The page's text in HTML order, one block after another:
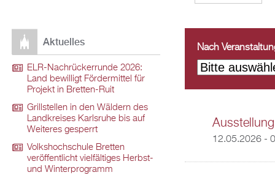
Nach
12.05.2026 -
Aktuelles
ELR-Nachrückerrunde 2026:
Land bewilligt Fördermittel für
Projekt in Bretten-Ruit
Grillstellen in den Wäldern des
Landkreises Karlsruhe bis auf
Weiteres gesperrt
Volkshochschule Bretten
veröffentlicht vielfältiges Herbst-
und Winterprogramm